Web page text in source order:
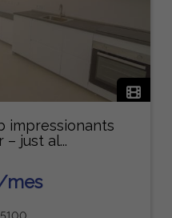
impressionants
just al...